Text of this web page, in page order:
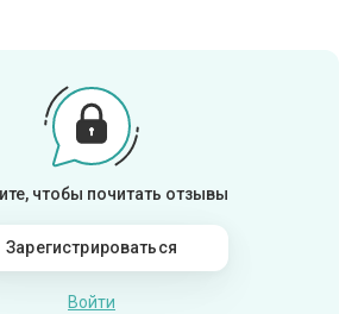
чтобы почитать отзывы
Зарегистрироваться
Войти